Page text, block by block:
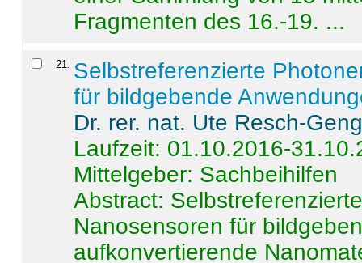
Fragmenten des 16.-19. ...
21
Selbstreferenzierte
für bildgebende
Dr. rer. nat. Ute Resch-
Laufzeit: 01.10.2016-
Mittelgeber: Sachbeihilfen
Abstract:
Nanosensoren für
aufkonvertierende